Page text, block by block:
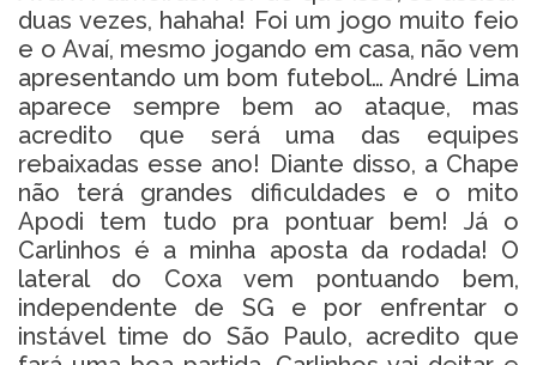
duas vezes, hahaha! Foi um jogo muito feio
e o Avaí, mesmo jogando em casa, não vem
apresentando um bom futebol… André Lima
aparece sempre bem ao ataque, mas
acredito que será uma das equipes
rebaixadas esse ano! Diante disso, a Chape
não terá grandes dificuldades e o mito
Apodi tem tudo pra pontuar bem! Já o
Carlinhos é a minha aposta da rodada! O
lateral do Coxa vem pontuando bem,
independente de SG e por enfrentar o
instável time do São Paulo, acredito que